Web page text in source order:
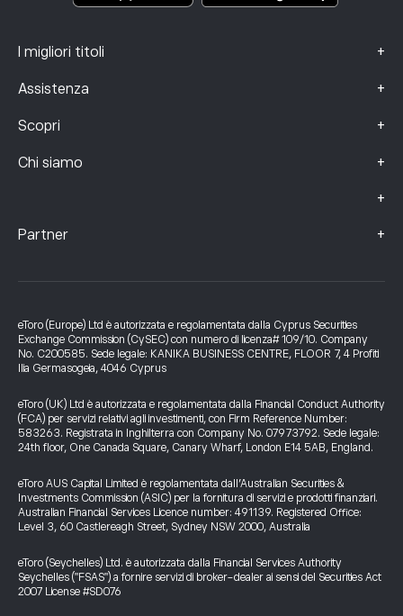
I migliori titoli +
Assistenza +
Scopri +
Chi siamo +
+
Partner +
eToro (Europe) Ltd è autorizzata e regolamentata dalla Cyprus Securities
Exchange Commission (CySEC) con numero di licenza# 109/10. Company
No. C200585. Sede legale: KANIKA BUSINESS CENTRE, FLOOR 7, 4 Profiti
Ilia Germasogeia, 4046 Cyprus
eToro (UK) Ltd è autorizzata e regolamentata dalla Financial Conduct Authority
(FCA) per servizi relativi agli investimenti, con Firm Reference Number:
583263. Registrata in Inghilterra con Company No. 07973792. Sede legale:
24th floor, One Canada Square, Canary Wharf, London E14 5AB, England.
eToro AUS Capital Limited è regolamentata dall’Australian Securities &
Investments Commission (ASIC) per la fornitura di servizi e prodotti finanziari.
Australian Financial Services Licence number: 491139. Registered Office:
Level 3, 60 Castlereagh Street, Sydney NSW 2000, Australia
eToro (Seychelles) Ltd. è autorizzata dalla Financial Services Authority
Seychelles ("FSAS") a fornire servizi di broker-dealer ai sensi del Securities Act
2007 License #SD076